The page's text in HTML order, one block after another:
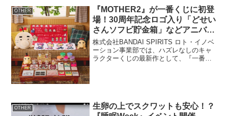
OTHER
『MOTHER2』が一番くじに初登
場！30周年記念ロゴ入り「どせい
さんソフビ貯金箱」などアニバー
サリーデザインのグッズをライン
ナップ
株式会社BANDAI SPIRITS ロト・イノベ
ーション事業部では、ハズレなしのキャ
ラクターくじの最新作として、『一番く
OTHER
生卵の上でスクワットも安心！？